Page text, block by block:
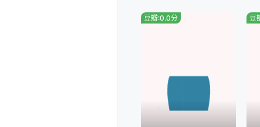
20260622会员版
20260629(第10期加
20260705.跑男档案
豆瓣:0.0分 豆